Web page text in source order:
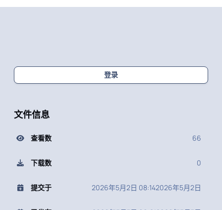
登录
文件信息
查看数 66
下载数 0
提交于 2026年5月2日 08:142026年5月2日